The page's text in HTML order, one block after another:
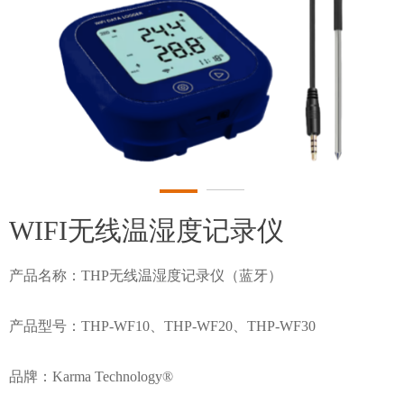
产品名称：THP无线温湿度记录仪（蓝牙）
产品型号：THP-WF10、THP-WF20、THP-WF30
品牌：Karma Technology®
WIFI无线温湿度记录仪